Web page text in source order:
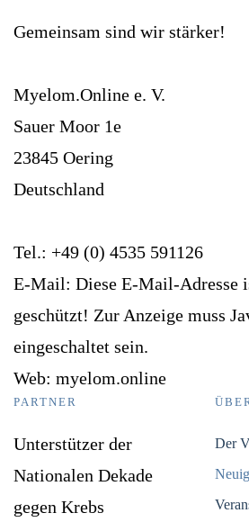
Gemeinsam sind wir stärker!
Myelom.Online e. V.
Sauer Moor 1e
23845 Oering
Deutschland
Tel.: +49 (0) 4535 591126
E-Mail: Diese E-Mail-Adresse
geschützt! Zur Anzeige muss
eingeschaltet sein.
Web: myelom.online
PARTNER
Unterstützer der
Nationalen Dekade
gegen Krebs
Der